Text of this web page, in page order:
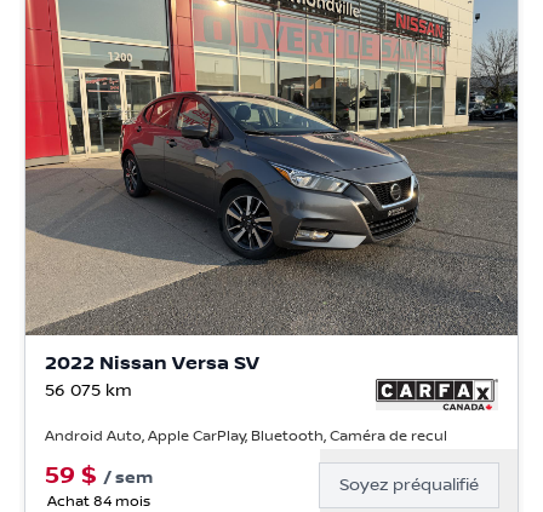
2022 Nissan Versa SV
56 075 km
Android Auto, Apple CarPlay, Bluetooth, Caméra de recul
59 $ /sem
Achat 84 mois
Soyez préqualifié